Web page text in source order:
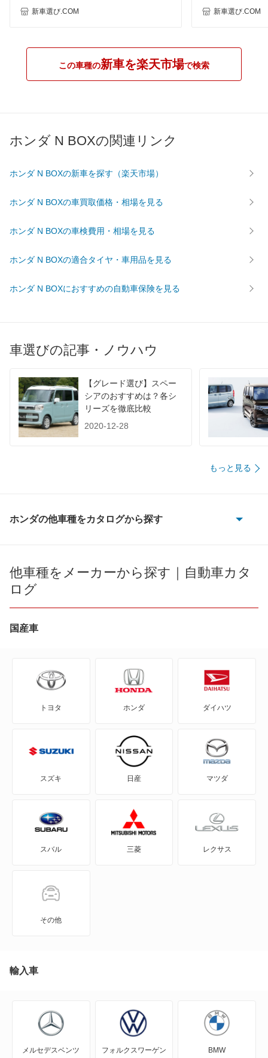
新車選び.COM 新車選び.COM
この車種の新車を楽天市場で検索
ホンダ N BOXの関連リンク
ホンダ N BOXの新車を探す（楽天市場）
ホンダ N BOXの車買取価格・相場を見る
ホンダ N BOXの車検費用・相場を見る
ホンダ N BOXの適合タイヤ・車用品を見る
ホンダ N BOXにおすすめの自動車保険を見る
車選びの記事・ノウハウ
【グレード選び】スペー
シアのおすすめは？各シ
リーズを徹底比較
2020-12-28
もっと見る
ホンダの他車種をカタログから探す
CR-V e:FCEV
CR-V ハイブリッド
CR-X
N BOX+
N-WGN
NSX ハイブリッド
他車種をメーカーから探す｜自動車カタ
ログ
国産車
トヨタ ホンダ ダイハツ
スズキ 日産 マツダ
スバル 三菱 レクサス
その他
輸入車
メルセデスベンツ フォルクスワーゲン BMW